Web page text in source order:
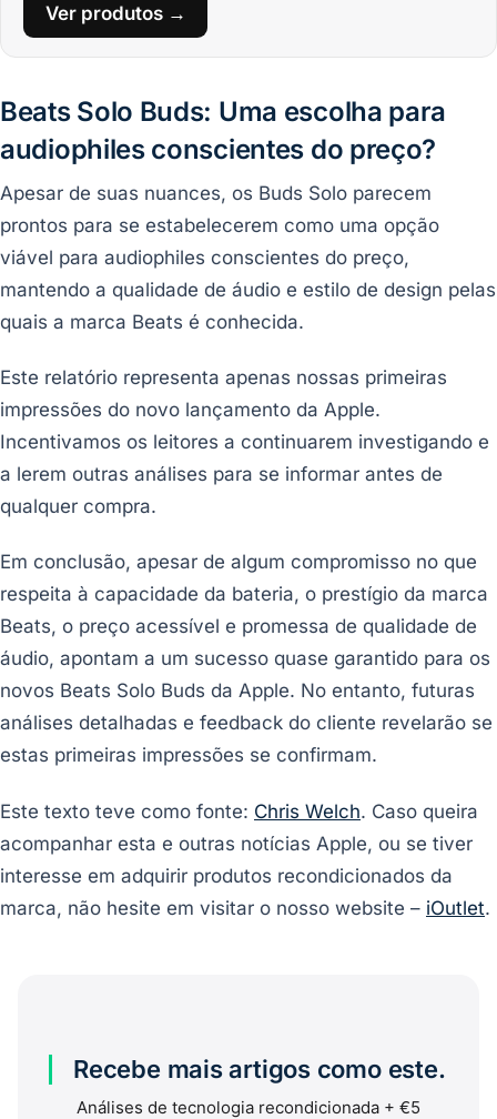
Ver produtos →
Beats Solo Buds: Uma escolha para
audiophiles conscientes do preço?
Apesar de suas nuances, os Buds Solo parecem
prontos para se estabelecerem como uma opção
viável para audiophiles conscientes do preço,
mantendo a qualidade de áudio e estilo de design pelas
quais a marca Beats é conhecida.
Este relatório representa apenas nossas primeiras
impressões do novo lançamento da Apple.
Incentivamos os leitores a continuarem investigando e
a lerem outras análises para se informar antes de
qualquer compra.
Em conclusão, apesar de algum compromisso no que
respeita à capacidade da bateria, o prestígio da marca
Beats, o preço acessível e promessa de qualidade de
áudio, apontam a um sucesso quase garantido para os
novos Beats Solo Buds da Apple. No entanto, futuras
análises detalhadas e feedback do cliente revelarão se
estas primeiras impressões se confirmam.
Este texto teve como fonte: Chris Welch. Caso queira
acompanhar esta e outras notícias Apple, ou se tiver
interesse em adquirir produtos recondicionados da
marca, não hesite em visitar o nosso website – iOutlet.
Recebe mais artigos como este.
Análises de tecnologia recondicionada + €5